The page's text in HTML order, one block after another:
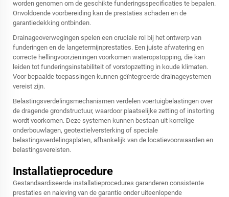
worden genomen om de geschikte funderingsspecificaties te bepalen.
Onvoldoende voorbereiding kan de prestaties schaden en de
garantiedekking ontbinden.
Drainageoverwegingen spelen een cruciale rol bij het ontwerp van
funderingen en de langetermijnprestaties. Een juiste afwatering en
correcte hellingvoorzieningen voorkomen wateropstopping, die kan
leiden tot funderingsinstabiliteit of vorstopzetting in koude klimaten.
Voor bepaalde toepassingen kunnen geïntegreerde drainageystemen
vereist zijn.
Belastingsverdelingsmechanismen verdelen voertuigbelastingen over
de dragende grondstructuur, waardoor plaatselijke zetting of instorting
wordt voorkomen. Deze systemen kunnen bestaan uit korrelige
onderbouwlagen, geotextielversterking of speciale
belastingsverdelingsplaten, afhankelijk van de locatievoorwaarden en
belastingsvereisten.
Installatieprocedure
Gestandaardiseerde installatieprocedures garanderen consistente
prestaties en naleving van de garantie onder uiteenlopende